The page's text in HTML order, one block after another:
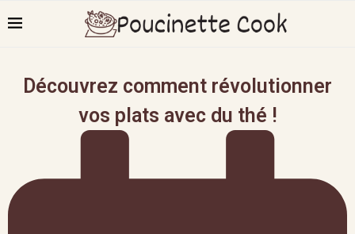
Découvrez comment révolutionner
vos plats avec du thé !